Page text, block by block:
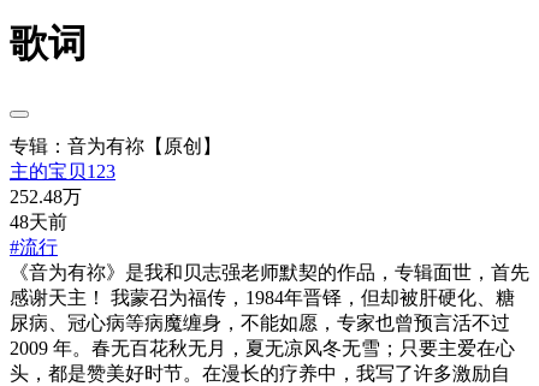
歌词
专辑：音为有祢【原创】
主的宝贝123
252.48万
48天前
#流行
《音为有祢》是我和贝志强老师默契的作品，专辑面世，首先
感谢天主！ 我蒙召为福传，1984年晋铎，但却被肝硬化、糖
尿病、冠心病等病魔缠身，不能如愿，专家也曾预言活不过
2009 年。春无百花秋无月，夏无凉风冬无雪；只要主爱在心
头，都是赞美好时节。在漫长的疗养中，我写了许多激励自